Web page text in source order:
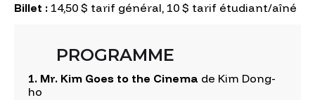
Billet : 14,50 $ tarif général, 10 $ tarif étudiant/aîné
PROGRAMME
1. Mr. Kim Goes to the Cinema de Kim Dong-
ho